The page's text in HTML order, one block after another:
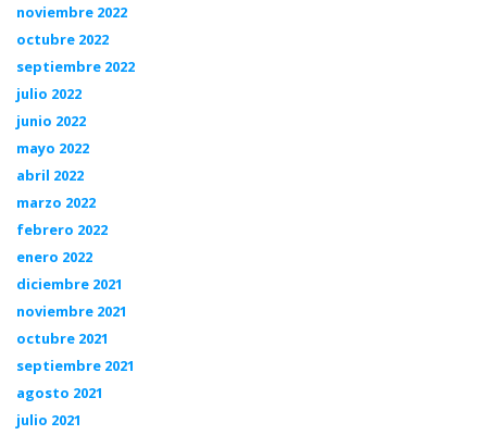
noviembre 2022
octubre 2022
septiembre 2022
julio 2022
junio 2022
mayo 2022
abril 2022
marzo 2022
febrero 2022
enero 2022
diciembre 2021
noviembre 2021
octubre 2021
septiembre 2021
agosto 2021
julio 2021